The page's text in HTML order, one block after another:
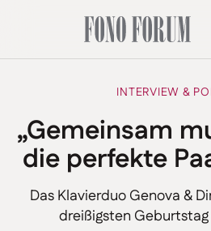
INTERVIEW &
„Gemeinsam
die perfekte
Das Klavierduo Genova &
dreißigsten